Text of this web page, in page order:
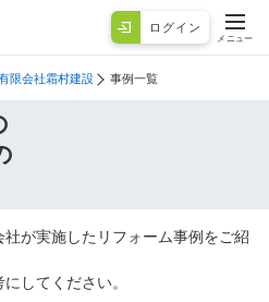
ログイン
メニュー
限会社霜村建設 事例一覧
が実施したリフォーム事例をご紹
してください。